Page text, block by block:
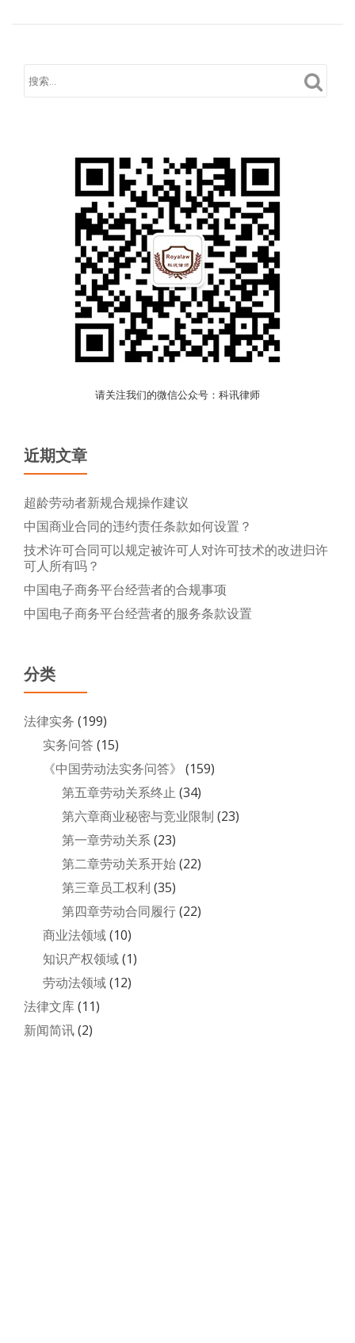
请关注我们的微信公众号：科讯律师
近期文章
超龄劳动者新规合规操作建议
中国商业合同的违约责任条款如何设置？
技术许可合同可以规定被许可人对许可技术的改进归许
可人所有吗？
中国电子商务平台经营者的合规事项
中国电子商务平台经营者的服务条款设置
分类
法律实务 (199)
实务问答(15)
《中国劳动法实务问答》 (159)
第五章劳动关系终止 (34)
第六章商业秘密与竞业限制 (23)
第一章劳动关系(23)
第二章劳动关系开始(22)
第三章员工权利 (35)
第四章劳动合同履行(22)
商业法领域(10)
知识产权领域(1)
劳动法领域(12)
法律文库(11)
新闻简讯(2)